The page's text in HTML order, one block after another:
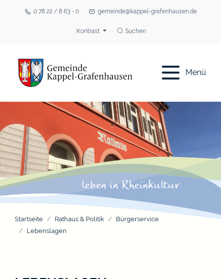
0 78 22 / 8 63 - 0 gemeinde@kappel-grafenhausen.de
Kontrast Suchen
Menü
Startseite Rathaus & Politik
Bürgerservice
Lebenslagen